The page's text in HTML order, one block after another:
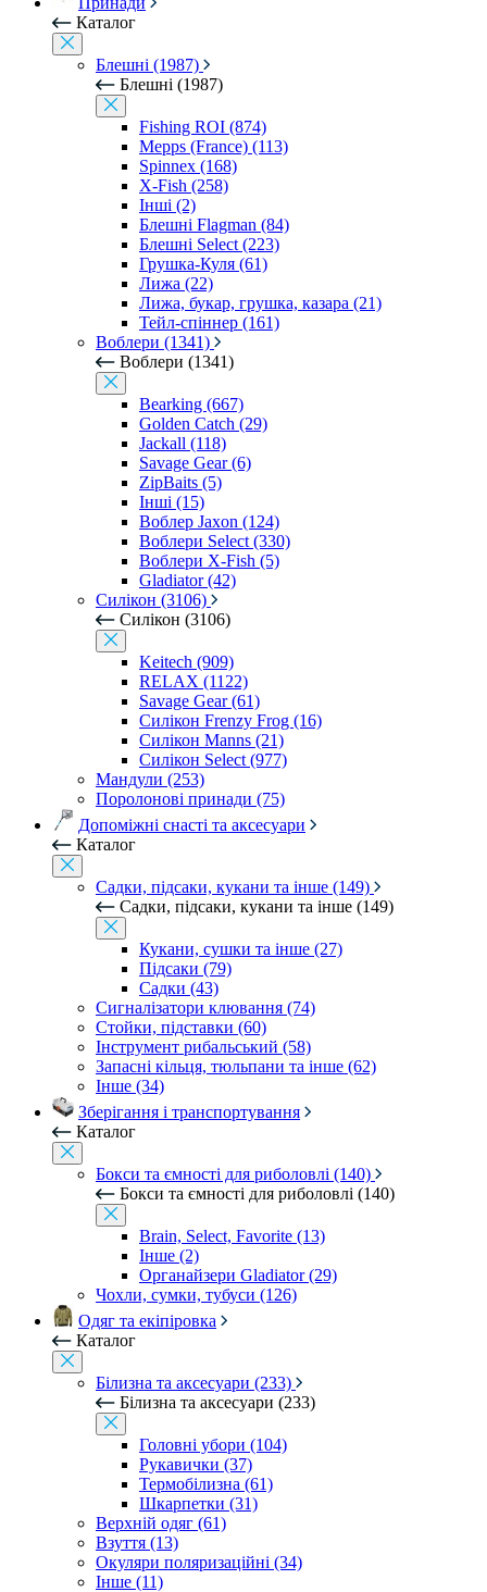
Каталог
Блешні (1987)
Блешні (1987)
Fishing ROI (874)
Mepps (France) (113)
Spinnex (168)
X-Fish (258)
Інші (2)
Блешні Flagman (84)
Блешні Select (223)
Грушка-Куля (61)
Лижа (22)
Лижа, букар, грушка, казара (21)
Тейл-спіннер (161)
Воблери (1341)
Воблери (1341)
Bearking (667)
Golden Catch (29)
Jackall (118)
Savage Gear (6)
ZipBaits (5)
Інші (15)
Воблер Jaxon (124)
Воблери Select (330)
Воблери X-Fish (5)
Gladiator (42)
Силікон (3106)
Силікон (3106)
Keitech (909)
RELAX (1122)
Savage Gear (61)
Силікон Frenzy Frog (16)
Силікон Manns (21)
Силікон Select (977)
Мандули (253)
Поролонові принади (75)
Допоміжні снасті та аксесуари
Каталог
Садки, підсаки, кукани та інше (149)
Садки, підсаки, кукани та інше (149)
Кукани, сушки та інше (27)
Підсаки (79)
Садки (43)
Сигналізатори клювання (74)
Стойки, підставки (60)
Інструмент рибальський (58)
Запасні кільця, тюльпани та інше (62)
Інше (34)
Зберігання і транспортування
Каталог
Бокси та ємності для риболовлі (140)
Бокси та ємності для риболовлі (140)
Brain, Select, Favorite (13)
Інше (2)
Органайзери Gladiator (29)
Чохли, сумки, тубуси (126)
Одяг та екіпіровка
Каталог
Білизна та аксесуари (233)
Білизна та аксесуари (233)
Головні убори (104)
Рукавички (37)
Термобілизна (61)
Шкарпетки (31)
Верхній одяг (61)
Взуття (13)
Окуляри поляризаційні (34)
Інше (11)